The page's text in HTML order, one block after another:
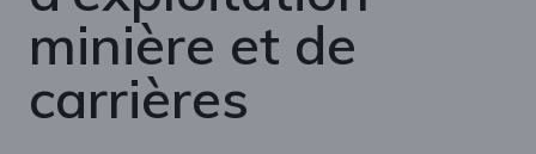
minière et de
carrières